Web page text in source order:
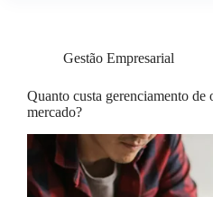
Gestão Empresarial
Quanto custa gerenciamento de
mercado?